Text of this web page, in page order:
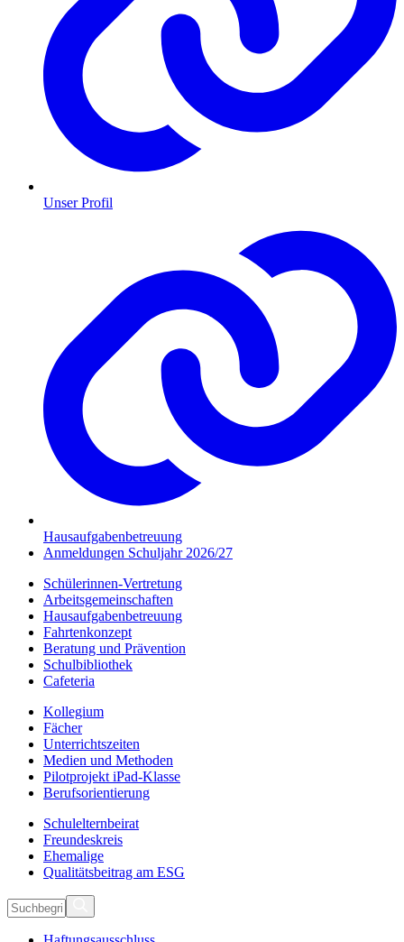
Unser Profil
Hausaufgabenbetreuung
Anmeldungen Schuljahr 2026/27
Schülerinnen-Vertretung
Arbeitsgemeinschaften
Hausaufgabenbetreuung
Fahrtenkonzept
Beratung und Prävention
Schulbibliothek
Cafeteria
Kollegium
Fächer
Unterrichtszeiten
Medien und Methoden
Pilotprojekt iPad-Klasse
Berufsorientierung
Schulelternbeirat
Freundeskreis
Ehemalige
Qualitätsbeitrag am ESG